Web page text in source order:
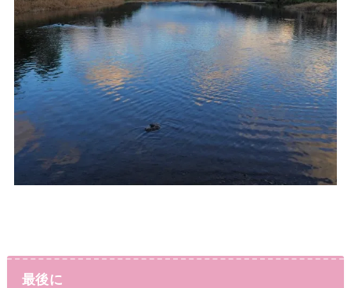
最後に